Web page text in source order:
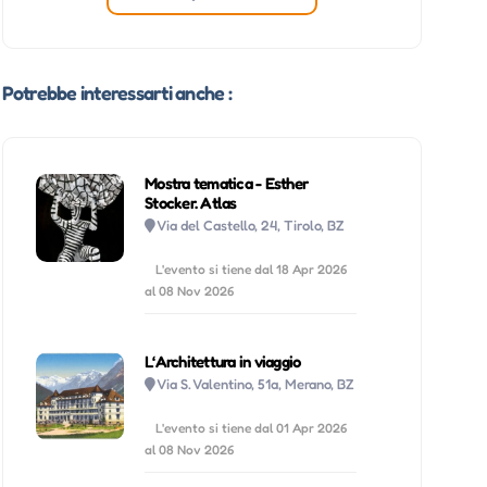
Potrebbe interessarti anche :
Mostra tematica - Esther
Stocker. Atlas
Via del Castello, 24, Tirolo, BZ
L'evento si tiene dal 18 Apr 2026
al 08 Nov 2026
L‘Architettura in viaggio
Via S. Valentino, 51a, Merano, BZ
L'evento si tiene dal 01 Apr 2026
al 08 Nov 2026